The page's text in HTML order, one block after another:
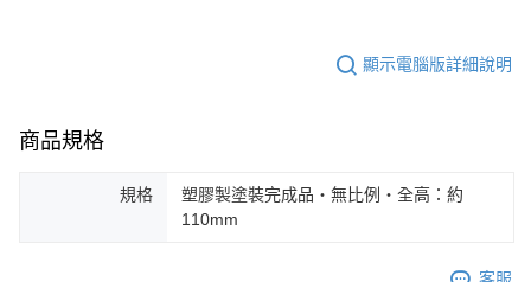
顯示電腦版詳細說明
商品規格
規格
塑膠製塗裝完成品・無比例・全高：約
110mm